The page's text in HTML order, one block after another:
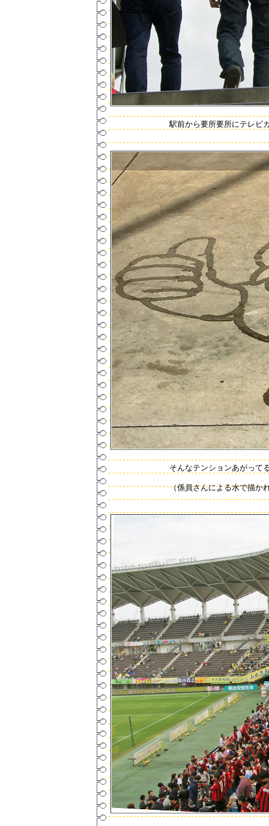
駅前から要所要所にテレビ
そんなテンションあがって
（係員さんによる水で描か